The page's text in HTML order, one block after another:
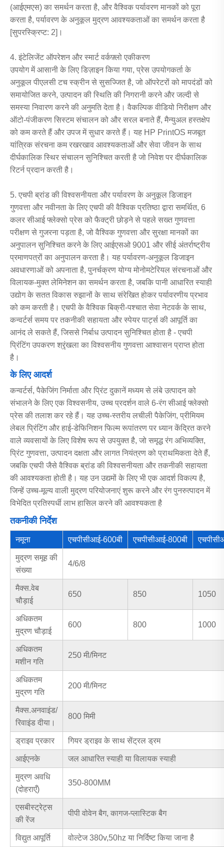
(आईएमएस) का समर्थन करता है, और वैश्विक पर्यावरण मानकों को पूरा
करता है, पर्यावरण के अनुकूल मुद्रण आवश्यकताओं का समर्थन करता है
[सुपरस्क्रिप्ट: 2]।
4. इंटेलिजेंट ऑपरेशन और स्मार्ट वर्कफ़्लो एकीकरण
उपयोग में आसानी के लिए डिज़ाइन किया गया, प्रेस उपयोगकर्ता के
अनुकूल पीएलसी टच स्क्रीन से सुसज्जित है, जो ऑपरेटरों को मापदंडों को
समायोजित करने, उत्पादन की स्थिति की निगरानी करने और जल्दी से
समस्या निवारण करने की अनुमति देता है। वैकल्पिक वीडियो निरीक्षण और
ऑटो-पंजीकरण सिस्टम संचालन को और सरल बनाते हैं, मैन्युअल हस्तक्षेप
को कम करते हैं और उपज में सुधार करते हैं। यह HP PrintOS मजबूत
यांत्रिक संरचना कम रखरखाव आवश्यकताओं और सेवा जीवन के साथ
दीर्घकालिक स्थिर संचालन सुनिश्चित करती है जो निवेश पर दीर्घकालिक
रिटर्न प्रदान करती है।
5. एचपी ब्रांड की विश्वसनीयता और पर्यावरण के अनुकूल डिजाइन
गुणवत्ता और नवीनता के लिए एचपी की वैश्विक प्रतिष्ठा द्वारा समर्थित, 6
कलर सीआई फ्लेक्सो प्रेस को फैक्ट्री छोड़ने से पहले सख्त गुणवत्ता
परीक्षण से गुजरना पड़ता है, जो वैश्विक गुणवत्ता और सुरक्षा मानकों का
अनुपालन सुनिश्चित करने के लिए आईएसओ 9001 और सीई अंतर्राष्ट्रीय
प्रमाणपत्रों का अनुपालन करता है। यह पर्यावरण-अनुकूल डिजाइन
अवधारणाओं को अपनाता है, पुनर्चक्रण योग्य मोनोमटेरियल संरचनाओं और
विलायक-मुक्त लेमिनेशन का समर्थन करता है, जबकि पानी आधारित स्याही
उद्योग के सतत विकास रुझानों के साथ संरेखित होकर पर्यावरणीय प्रभाव
को कम करती है। एचपी के वैश्विक बिक्री-पश्चात सेवा नेटवर्क के साथ,
कन्वर्टर्स समय पर तकनीकी सहायता और स्पेयर पार्ट्स की आपूर्ति का
आनंद ले सकते हैं, जिससे निर्बाध उत्पादन सुनिश्चित होता है - एचपी
प्रिंटिंग उपकरण श्रृंखला का विश्वसनीय गुणवत्ता आश्वासन प्राप्त होता
है।
के लिए आदर्श
कन्वर्टर्स, पैकेजिंग निर्माता और प्रिंट दुकानें मध्यम से लंबे उत्पादन को
संभालने के लिए एक विश्वसनीय, उच्च प्रदर्शन वाले 6-रंग सीआई फ्लेक्सो
प्रेस की तलाश कर रहे हैं। यह उच्च-स्तरीय लचीली पैकेजिंग, प्रीमियम
लेबल प्रिंटिंग और हाई-डेफिनिशन फिल्म रूपांतरण पर ध्यान केंद्रित करने
वाले व्यवसायों के लिए विशेष रूप से उपयुक्त है, जो समृद्ध रंग अभिव्यक्ति,
प्रिंट गुणवत्ता, उत्पादन दक्षता और लागत नियंत्रण को प्राथमिकता देते हैं,
जबकि एचपी जैसे वैश्विक ब्रांड की विश्वसनीयता और तकनीकी सहायता
की आवश्यकता होती है। यह उन उद्यमों के लिए भी एक आदर्श विकल्प है,
जिन्हें उच्च-मूल्य वाली मुद्रण परियोजनाएं शुरू करने और रंग पुनरुत्पादन में
विभेदित प्रतिस्पर्धी लाभ हासिल करने की आवश्यकता है
तकनीकी निर्देश
नमूना एचपीसीआई-600बी एचपीसीआई-800बी
मुद्रण समूह की
संख्या
4/6/8
मैक्स.वेब
चौड़ाई
650 850 1050
अधिकतम
मुद्रण चौड़ाई
600 800 1000
अधिकतम
मशीन गति
250 मी/मिनट
अधिकतम
मुद्रण गति
200 मी/मिनट
मैक्स.अनवाइंड/
रिवाइंड दीया।
800 मिमी
ड्राइव प्रकार गियर ड्राइव के साथ सेंट्रल ड्रम
आईएनके जल आधारित स्याही या विलायक स्याही
मुद्रण अवधि
(दोहराएँ)
350-800MM
एसबीस्ट्रेट्स
की रेंज
पीपी वोवेन बैग, कागज-प्लास्टिक बैग
विद्युत आपूर्ति वोल्टेज 380v,50hz या निर्दिष्ट किया जाना है